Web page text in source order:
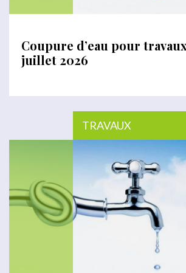
Coupure d’eau pour
juillet 2026
TRAVAUX